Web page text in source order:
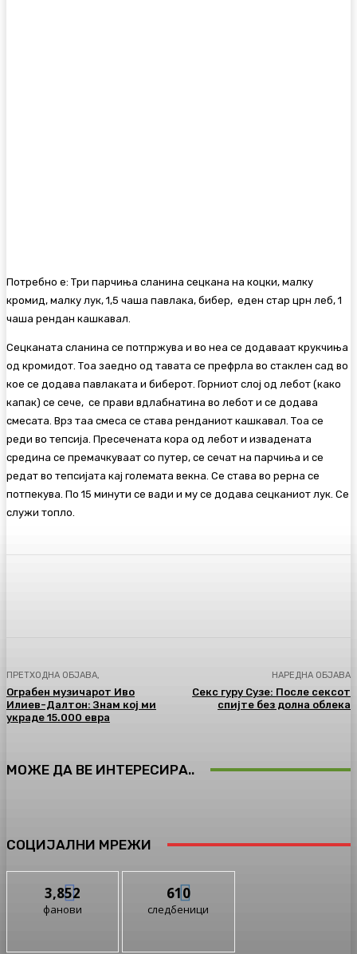
Потребно е: Три парчиња сланина сецкана на коцки, малку
кромид, малку лук, 1,5 чаша павлака, бибер, еден стар црн леб, 1
чаша рендан кашкавал.
Сецканата сланина се потпржува и во неа се додаваат крукчиња
од кромидот. Тоа заедно од тавата се префрла во стаклен сад во
кое се додава павлаката и биберот. Горниот слој од лебот (како
капак) се сече, се прави вдлабнатина во лебот и се додава
смесата. Врз таа смеса се става ренданиот кашкавал. Тоа се
реди во тепсија. Пресечената кора од лебот и извадената
средина се премачкуваат со путер, се сечат на парчиња и се
редат во тепсијата кај големата векна. Се става во рерна се
потпекува. По 15 минути се вади и му се додава сецканиот лук. Се
служи топло.
ПРЕТХОДНА ОБЈАВА,
Ограбен музичарот Иво
Илиев-Далтон: Знам кој ми
украде 15.000 евра
НАРЕДНА ОБЈАВА
Секс гуру Сузе: После сексот
спијте без долна облека
МОЖЕ ДА ВЕ ИНТЕРЕСИРА..
СОЦИЈАЛНИ МРЕЖИ
3,852
фанови
610
следбеници